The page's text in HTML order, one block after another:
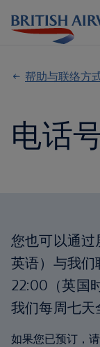
帮助与联络方
电话
您也可以通
英语）与我
22:00（英国
我们每周七天
如果您已预订，